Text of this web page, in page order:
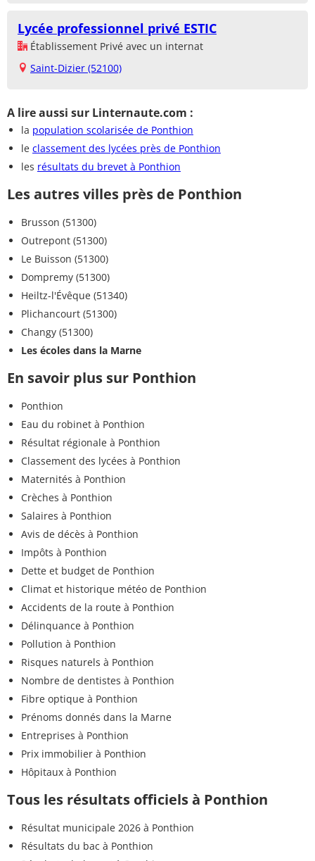
Lycée professionnel privé ESTIC
Établissement Privé avec un internat
Saint-Dizier (52100)
A lire aussi sur Linternaute.com :
la population scolarisée de Ponthion
le classement des lycées près de Ponthion
les résultats du brevet à Ponthion
Les autres villes près de Ponthion
Brusson (51300)
Outrepont (51300)
Le Buisson (51300)
Dompremy (51300)
Heiltz-l'Évêque (51340)
Plichancourt (51300)
Changy (51300)
Les écoles dans la Marne
En savoir plus sur Ponthion
Ponthion
Eau du robinet à Ponthion
Résultat régionale à Ponthion
Classement des lycées à Ponthion
Maternités à Ponthion
Crèches à Ponthion
Salaires à Ponthion
Avis de décès à Ponthion
Impôts à Ponthion
Dette et budget de Ponthion
Climat et historique météo de Ponthion
Accidents de la route à Ponthion
Délinquance à Ponthion
Pollution à Ponthion
Risques naturels à Ponthion
Nombre de dentistes à Ponthion
Fibre optique à Ponthion
Prénoms donnés dans la Marne
Entreprises à Ponthion
Prix immobilier à Ponthion
Hôpitaux à Ponthion
Tous les résultats officiels à Ponthion
Résultat municipale 2026 à Ponthion
Résultats du bac à Ponthion